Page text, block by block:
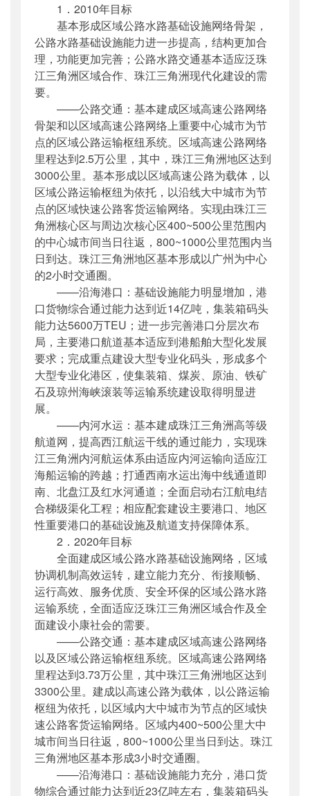
1．2010年目标
基本形成区域公路水路基础设施网络骨架，
公路水路基础设施能力进一步提高，结构更加合
理，功能更加完善；公路水路交通基本适应泛珠
江三角洲区域合作、珠江三角洲现代化建设的需
要。
——公路交通：基本建成区域高速公路网络
骨架和以区域高速公路网络上重要中心城市为节
点的区域公路运输枢纽系统。区域高速公路网络
里程达到2.5万公里，其中，珠江三角洲地区达到
3000公里。基本形成以区域高速公路为载体，以
区域公路运输枢纽为依托，以沿线大中城市为节
点的区域快速公路客货运输网络。实现由珠江三
角洲核心区与周边次核心区400~500公里范围内
的中心城市间当日往返，800~1000公里范围内当
日到达。珠江三角洲地区基本形成以广州为中心
的2小时交通圈。
——沿海港口：基础设施能力明显增加，港
口货物综合通过能力达到近14亿吨，集装箱码头
能力达5600万TEU；进一步完善港口分层次布
局，主要港口航道基本适应到港船舶大型化发展
要求；完成重点建设大型专业化码头，形成多个
大型专业化港区，使集装箱、煤炭、原油、铁矿
石及琼州海峡滚装等运输系统建设取得明显进
展。
——内河水运：基本建成珠江三角洲高等级
航道网，提高西江航运干线的通过能力，实现珠
江三角洲内河航运体系由适应内河运输向适应江
海船运输的跨越；打通西南水运出海中线通道即
南、北盘江及红水河通道；全面启动右江航电结
合梯级渠化工程；相应配套建设主要港口、地区
性重要港口的基础设施及航道支持保障体系。
2．2020年目标
全面建成区域公路水路基础设施网络，区域
协调机制高效运转，建立能力充分、衔接顺畅、
运行高效、服务优质、安全环保的区域公路水路
运输系统，全面适应泛珠江三角洲区域合作及全
面建设小康社会的需要。
——公路交通：基本建成区域高速公路网络
以及区域公路运输枢纽系统。区域高速公路网络
里程达到3.73万公里，其中珠江三角洲地区达到
3300公里。建成以高速公路为载体，以公路运输
枢纽为依托，以区域内大中城市为节点的区域快
速公路客货运输网络。区域内400~500公里大中
城市间当日往返，800~1000公里当日到达。珠江
三角洲地区基本形成3小时交通圈。
——沿海港口：基础设施能力充分，港口货
物综合通过能力达到近23亿吨左右，集装箱码头